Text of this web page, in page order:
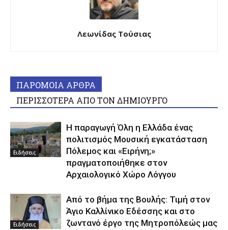
Λεωνίδας Τούσιας
ΠΑΡΟΜΟΙΑ ΑΡΘΡΑ
ΠΕΡΙΣΣΟΤΕΡΑ ΑΠΟ ΤΟΝ ΔΗΜΙΟΥΡΓΟ
Ειδήσεις
Η παραγωγή Όλη η Ελλάδα ένας
πολιτισμός Μουσική εγκατάσταση
Πόλεμος και «Ειρήνη;»
πραγματοποιήθηκε στον
Αρχαιολογικό Χώρο Λόγγου
Ειδήσεις
Από το βήμα της Βουλής: Τιμή στον
Άγιο Καλλίνικο Εδέσσης και στο
ζωντανό έργο της Μητροπόλεώς μας